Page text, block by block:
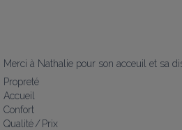
Merci à Nathalie pour son acceuil et sa
Propreté
Accueil
Confort
Qualité / Prix